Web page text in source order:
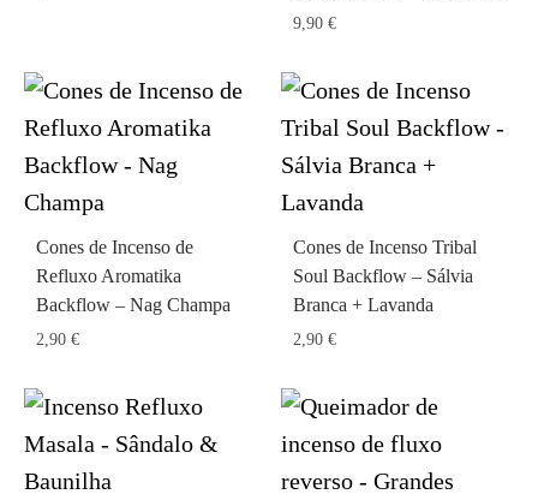
9,90 €
Cones de Incenso de
Refluxo Aromatika
Backflow – Nag Champa
2,90 €
Cones de Incenso Tribal
Soul Backflow – Sálvia
Branca + Lavanda
2,90 €